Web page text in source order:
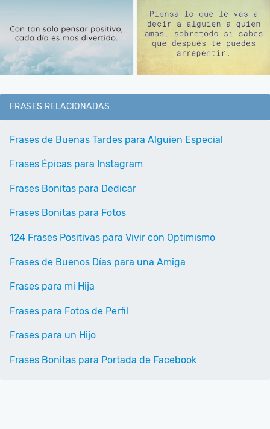
FRASES RELACIONADAS
Frases de Buenas Tardes para Alguien Especial
Frases Épicas para Instagram
Frases Bonitas para Dedicar
Frases Bonitas para Fotos
124 Frases Positivas para Vivir con Optimismo
Frases de Buenos Días para una Amiga
Frases para mi Hija
Frases para Fotos de Perfil
Frases para un Hijo
Frases Bonitas para Portada de Facebook